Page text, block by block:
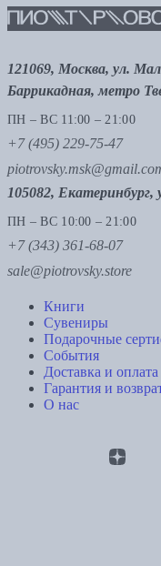
121069, Москва, ул.
Баррикадная, метро
ПН – ВС 11:00 – 21:00
+7 (495) 229-75-47
105082, Екатеринбург,
ПН – ВС 10:00 – 21:00
+7 (343) 361-68-07
sale@piotrovsky.store
Книги
Сувениры
Подарочные
События
Доставка и оплата
Гарантия и
О нас